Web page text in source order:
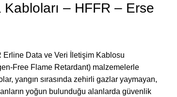
– HFFR – Erse
Data ve Veri İletişim Kablosu
Free Flame Retardant) malzemelerle
yangın sırasında zehirli gazlar yaymayan,
yoğun bulunduğu alanlarda güvenlik